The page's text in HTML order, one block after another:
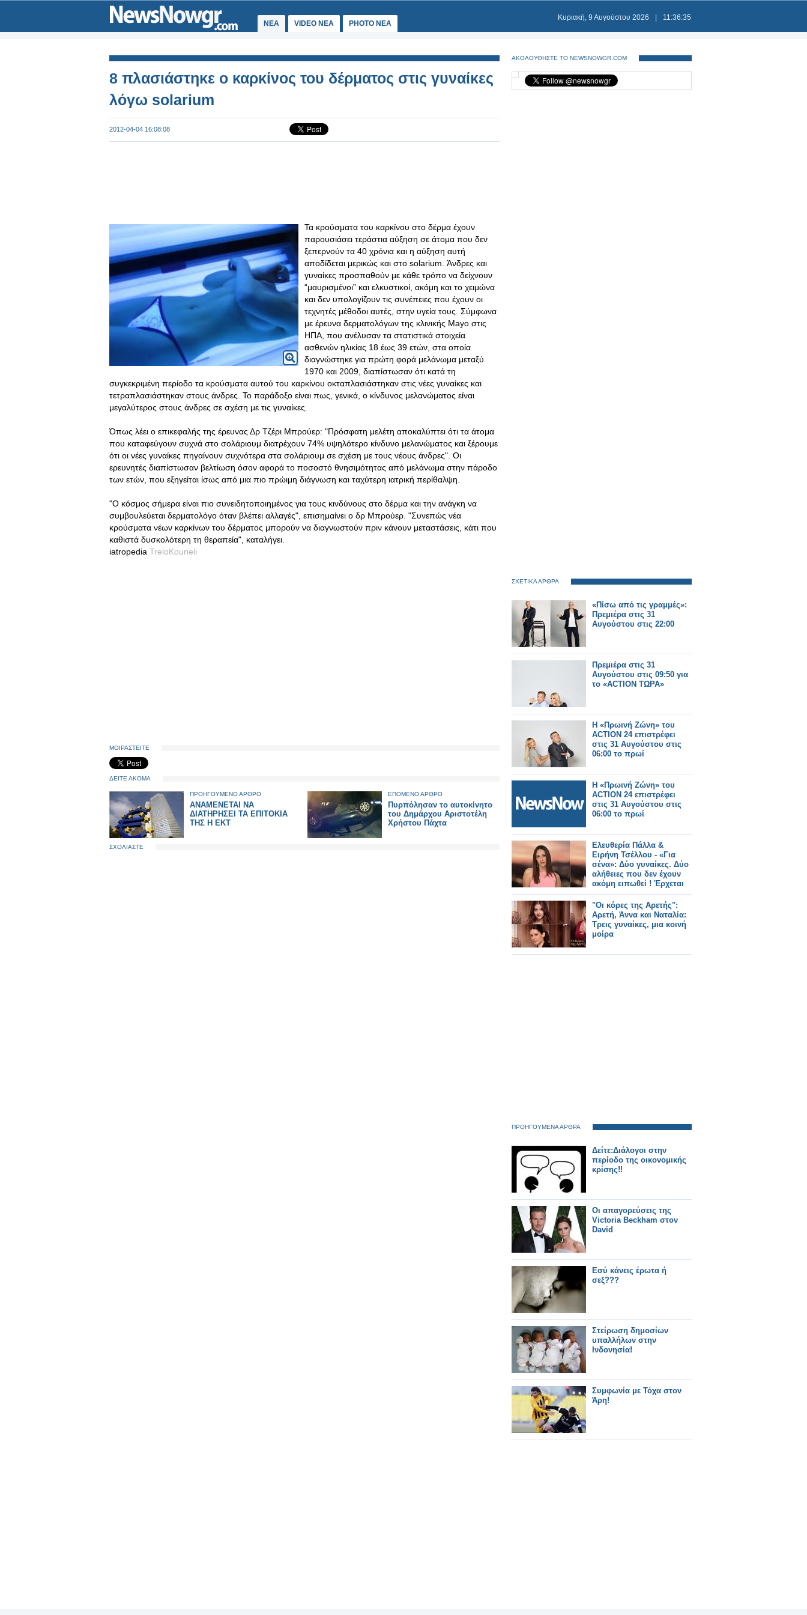
ΝΕΑ VIDEO NEA PHOTO NEA
Κυριακή, 9 Αυγούστου 2026 11:36:35
8 πλασιάστηκε ο καρκίνος του δέρματος στις γυναίκες
λόγω solarium
2012-04-04 16:08:08
Τα κρούσματα του καρκίνου στο δέρμα έχουν
παρουσιάσει τεράστια αύξηση σε άτομα που δεν
ξεπερνούν τα 40 χρόνια και η αύξηση αυτή
αποδίδεται μερικώς και στο solarium. Άνδρες και
γυναίκες προσπαθούν με κάθε τρόπο να δείχνουν
“μαυρισμένοι” και ελκυστικοί, ακόμη και το χειμώνα
και δεν υπολογίζουν τις συνέπειες που έχουν οι
τεχνητές μέθοδοι αυτές, στην υγεία τους. Σύμφωνα
με έρευνα δερματολόγων της κλινικής Mayo στις
ΗΠΑ, που ανέλυσαν τα στατιστικά στοιχεία
ασθενών ηλικίας 18 έως 39 ετών, στα οποία
διαγνώστηκε για πρώτη φορά μελάνωμα μεταξύ
1970 και 2009, διαπίστωσαν ότι κατά τη
συγκεκριμένη περίοδο τα κρούσματα αυτού του καρκίνου οκταπλασιάστηκαν στις νέες γυναίκες και
τετραπλασιάστηκαν στους άνδρες. Το παράδοξο είναι πως, γενικά, ο κίνδυνος μελανώματος είναι
μεγαλύτερος στους άνδρες σε σχέση με τις γυναίκες.
Όπως λέει ο επικεφαλής της έρευνας Δρ Τζέρι Μπρούερ: "Πρόσφατη μελέτη αποκαλύπτει ότι τα άτομα
που καταφεύγουν συχνά στο σολάριουμ διατρέχουν 74% υψηλότερο κίνδυνο μελανώματος και ξέρουμε
ότι οι νέες γυναίκες πηγαίνουν συχνότερα στα σολάριουμ σε σχέση με τους νέους άνδρες". Οι
ερευνητές διαπίστωσαν βελτίωση όσον αφορά το ποσοστό θνησιμότητας από μελάνωμα στην πάροδο
των ετών, που εξηγείται ίσως από μια πιο πρώιμη διάγνωση και ταχύτερη ιατρική περίθαλψη.
"Ο κόσμος σήμερα είναι πιο συνειδητοποιημένος για τους κινδύνους στο δέρμα και την ανάγκη να
συμβουλεύεται δερματολόγο όταν βλέπει αλλαγές", επισημαίνει ο δρ Μπρούερ. "Συνεπώς νέα
κρούσματα νέων καρκίνων του δέρματος μπορούν να διαγνωστούν πριν κάνουν μεταστάσεις, κάτι που
καθιστά δυσκολότερη τη θεραπεία", καταλήγει.
iatropedia TreloKouneli
ΜΟΙΡΑΣΤΕΙΤΕ
ΔΕΙΤΕ ΑΚΟΜΑ
ΠΡΟΗΓΟΥΜΕΝΟ ΑΡΘΡΟ
ANAMENETAI NA
ΔΙΑΤΗΡΗΣΕΙ ΤΑ ΕΠΙΤΟΚΙΑ
ΤΗΣ Η ΕΚΤ
ΕΠΟΜΕΝΟ ΑΡΘΡΟ
Πυρπόλησαν το αυτοκίνητο
του Δημάρχου Αριστοτέλη
Χρήστου Πάχτα
ΣΧΟΛΙΑΣΤΕ
ΑΚΟΛΟΥΘΗΣΤΕ ΤΟ NEWSNOWGR.COM
ΣΧΕΤΙΚΑ ΑΡΘΡΑ
«Πίσω από τις γραμμές»:
Πρεμιέρα στις 31
Αυγούστου στις 22:00
Πρεμιέρα στις 31
Αυγούστου στις 09:50 για
το «ACTION ΤΩΡΑ»
Η «Πρωινή Ζώνη» του
ACTION 24 επιστρέφει
στις 31 Αυγούστου στις
06:00 το πρωί
Η «Πρωινή Ζώνη» του
ACTION 24 επιστρέφει
στις 31 Αυγούστου στις
06:00 το πρωί
Ελευθερία Πάλλα &
Ειρήνη Τσέλλου - «Για
σένα»: Δύο γυναίκες. Δύο
αλήθειες που δεν έχουν
ακόμη ειπωθεί ! Έρχεται
στον Alpha!
"Οι κόρες της Αρετής":
Αρετή, Άννα και Ναταλία:
Τρεις γυναίκες, μια κοινή
μοίρα
ΠΡΟΗΓΟΥΜΕΝΑ ΑΡΘΡΑ
Δείτε:Διάλογοι στην
περίοδο της οικονομικής
κρίσης!!
Οι απαγορεύσεις της
Victoria Beckham στον
David
Εσύ κάνεις έρωτα ή
σεξ???
Στείρωση δημοσίων
υπαλλήλων στην
Ινδονησία!
Συμφωνία με Τόχα στον
Άρη!